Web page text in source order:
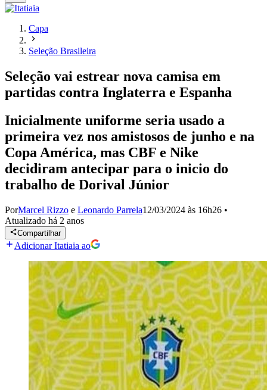
Capa
Seleção Brasileira
Seleção vai estrear nova camisa em
partidas contra Inglaterra e Espanha
Inicialmente uniforme seria usado a
primeira vez nos amistosos de junho e na
Copa América, mas CBF e Nike
decidiram antecipar para o inicio do
trabalho de Dorival Júnior
PorMarcel Rizzo e Leonardo Parrela12/03/2024 às 16h26 •
Atualizado há 2 anos
Compartilhar
Adicionar Itatiaia ao